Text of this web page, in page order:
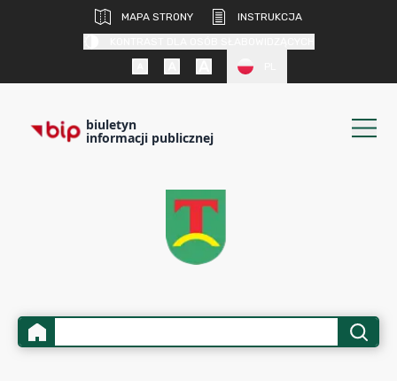
MAPA STRONY
INSTRUKCJA
biuletyn
informacji publicznej